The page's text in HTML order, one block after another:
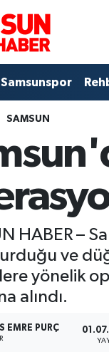
Samsunspor
SAMSUN
HABER –
ve
yönelik
alındı.
EMRE PURÇ
Haritası
ve Fikstür